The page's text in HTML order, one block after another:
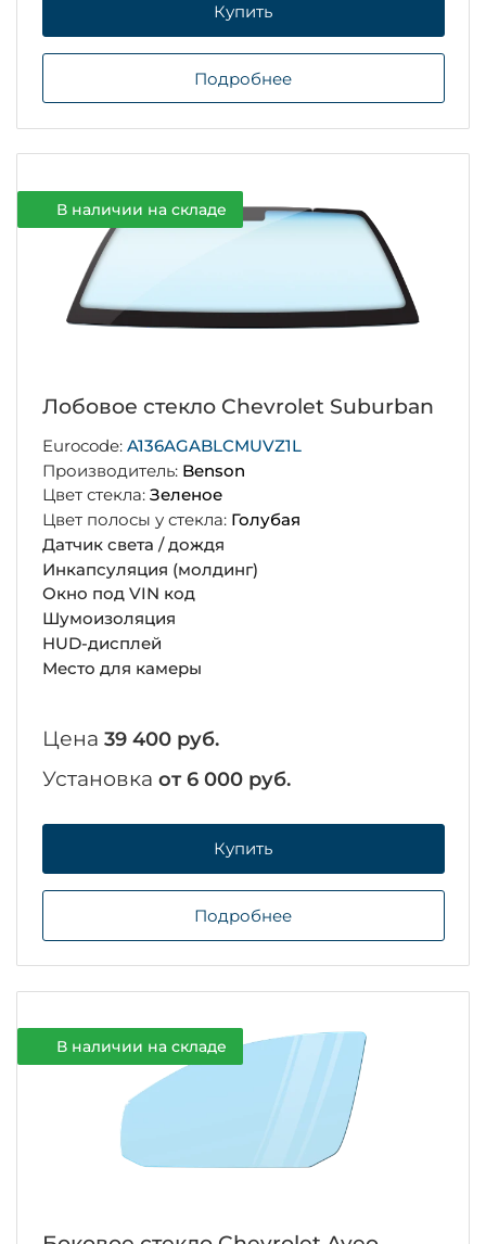
Купить
Подробнее
В наличии на складе
Лобовое стекло Chevrolet Suburban
Eurocode: A136AGABLCMUVZ1L
Производитель: Benson
Цвет стекла: Зеленое
Цвет полосы у стекла: Голубая
Датчик света / дождя
Инкапсуляция (молдинг)
Окно под VIN код
Шумоизоляция
HUD-дисплей
Место для камеры
Цена 39 400 руб.
Установка от 6 000 руб.
Купить
Подробнее
В наличии на складе